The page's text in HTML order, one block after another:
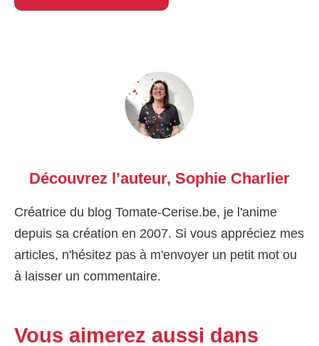
Découvrez l’auteur, Sophie Charlier
Créatrice du blog Tomate-Cerise.be, je l'anime
depuis sa création en 2007. Si vous appréciez mes
articles, n'hésitez pas à m'envoyer un petit mot ou
à laisser un commentaire.
Vous aimerez aussi dans